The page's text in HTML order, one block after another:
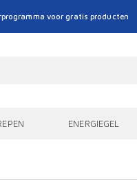
voor gratis producten
ENERGIEGEL